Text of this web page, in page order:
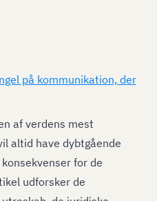
på kommunikation, der
af verdens mest
altid have dybtgående
for de
udforsker de